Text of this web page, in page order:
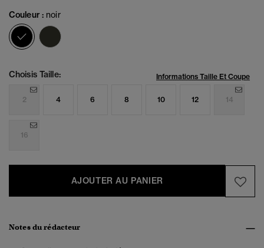
Couleur : noir
sélectionné
Choisis Taille: Informations Taille Et Coupe
2 4 6 8 10 12 14
16
AJOUTER AU PANIER
Notes du rédacteur